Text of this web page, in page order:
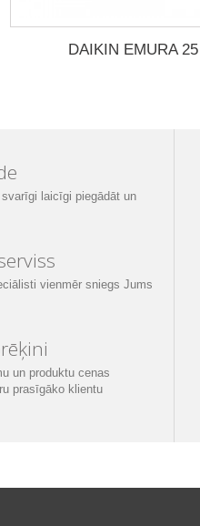
DAIKIN EMURA 25
laicīgi piegādāt un
vienmēr sniegs Jums
un produktu cenas
prasīgāko klientu